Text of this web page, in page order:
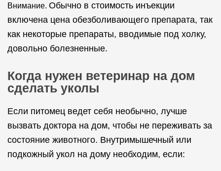
Внимание. Обычно в стоимость инъекции
включена цена обезболивающего препарата, так
как некоторые препараты, вводимые под холку,
довольно болезненные.
Когда нужен ветеринар на дом
сделать уколы
Если питомец ведет себя необычно, лучше
вызвать доктора на дом, чтобы не переживать за
состояние животного. Внутримышечный или
подкожный укол на дому необходим, если: